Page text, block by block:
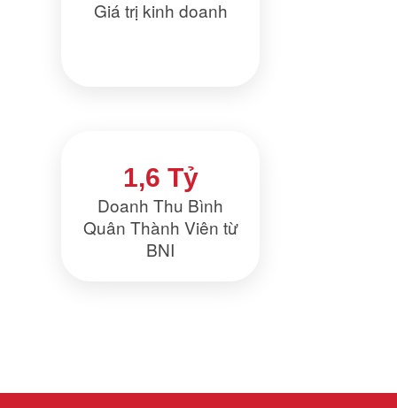
Giá trị kinh doanh
1,6 Tỷ
Doanh Thu Bình
Quân Thành Viên từ
BNI